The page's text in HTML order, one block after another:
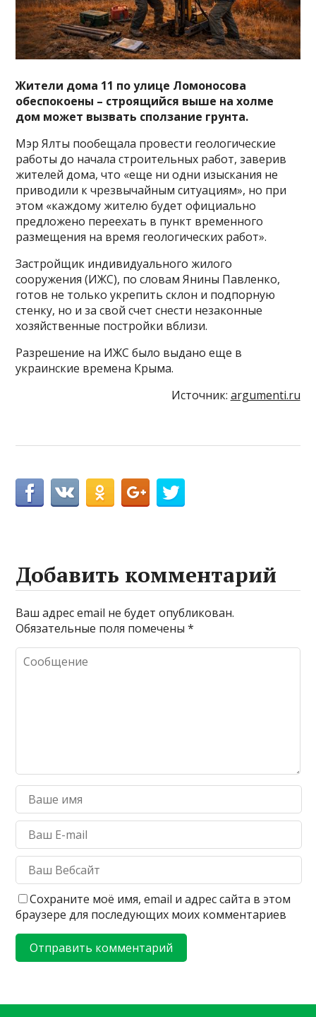
Жители дома 11 по улице Ломоносова
обеспокоены – строящийся выше на холме
дом может вызвать сползание грунта.
Мэр Ялты пообещала провести геологические
работы до начала строительных работ, заверив
жителей дома, что «еще ни одни изыскания не
приводили к чрезвычайным ситуациям», но при
этом «каждому жителю будет официально
предложено переехать в пункт временного
размещения на время геологических работ».
Застройщик индивидуального жилого
сооружения (ИЖС), по словам Янины Павленко,
готов не только укрепить склон и подпорную
стенку, но и за свой счет снести незаконные
хозяйственные постройки вблизи.
Разрешение на ИЖС было выдано еще в
украинские времена Крыма.
Источник: argumenti.ru
Добавить комментарий
Ваш адрес email не будет опубликован.
Обязательные поля помечены*
Сохраните моё имя, email и адрес сайта в этом
браузере для последующих моих комментариев